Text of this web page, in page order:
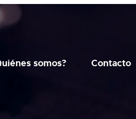
somos? Contacto